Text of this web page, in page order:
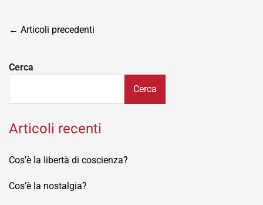
Navigazione
← Articoli precedenti
Cerca
Cerca
Articoli recenti
Cos’è la libertà di coscienza?
Cos’è la nostalgia?